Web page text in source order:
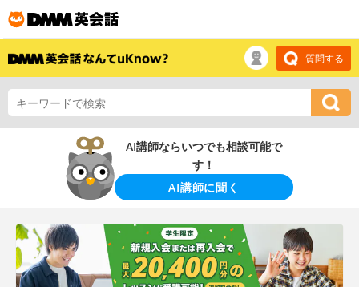
質問する
AI講師ならいつでも相談可能で
す！
AI講師に聞く